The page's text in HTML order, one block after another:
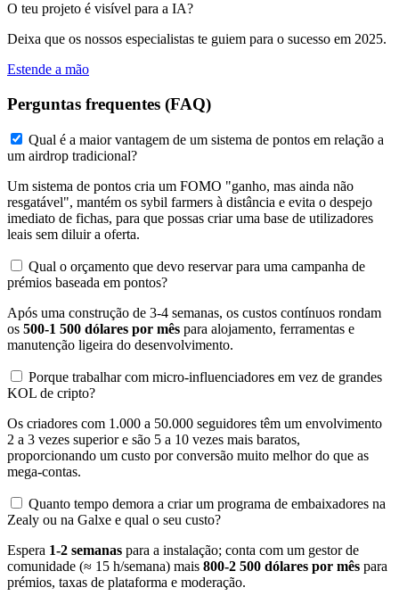
O teu projeto é visível para a IA?
Deixa que os nossos especialistas te guiem para o sucesso em 2025.
Estende a mão
Perguntas frequentes (FAQ)
Qual é a maior vantagem de um sistema de pontos em relação a
um airdrop tradicional?
Um sistema de pontos cria um FOMO "ganho, mas ainda não
resgatável", mantém os sybil farmers à distância e evita o despejo
imediato de fichas, para que possas criar uma base de utilizadores
leais sem diluir a oferta.
Qual o orçamento que devo reservar para uma campanha de
prémios baseada em pontos?
Após uma construção de 3-4 semanas, os custos contínuos rondam
os 500-1 500 dólares por mês para alojamento, ferramentas e
manutenção ligeira do desenvolvimento.
Porque trabalhar com micro-influenciadores em vez de grandes
KOL de cripto?
Os criadores com 1.000 a 50.000 seguidores têm um envolvimento
2 a 3 vezes superior e são 5 a 10 vezes mais baratos,
proporcionando um custo por conversão muito melhor do que as
mega-contas.
Quanto tempo demora a criar um programa de embaixadores na
Zealy ou na Galxe e qual o seu custo?
Espera 1-2 semanas para a instalação; conta com um gestor de
comunidade (≈ 15 h/semana) mais 800-2 500 dólares por mês para
prémios, taxas de plataforma e moderação.